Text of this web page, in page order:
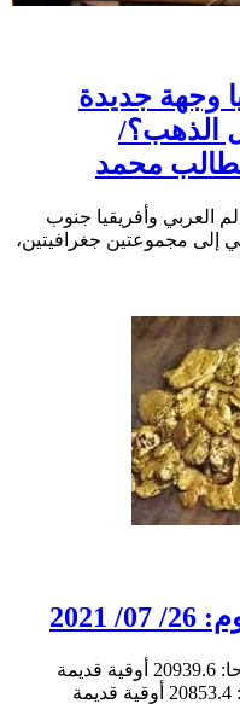
وجهة جديدة
الذهب؟/
محمد
العربي وأفريقيا جنوب
إلى مجموعتين جغرافيتين،
السعرعند الساعة العاشرة صباحا: 20939.6 أوقية قديمة